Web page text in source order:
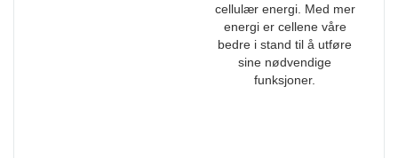
cellulær energi. Med mer
energi er cellene våre
bedre i stand til å utføre
sine nødvendige
funksjoner.